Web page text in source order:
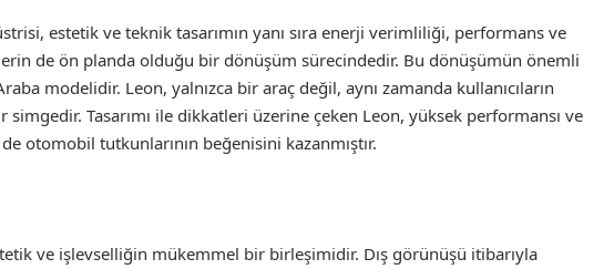
estetik ve teknik tasarımın yanı sıra enerji verimliliği, performans ve
de ön planda olduğu bir dönüşüm sürecindedir. Bu dönüşümün önemli
modelidir. Leon, yalnızca bir araç değil, aynı zamanda kullanıcıların
simgedir. Tasarımı ile dikkatleri üzerine çeken Leon, yüksek performansı ve
otomobil tutkunlarının beğenisini kazanmıştır.
ve işlevselliğin mükemmel bir birleşimidir. Dış görünüşü itibarıyla